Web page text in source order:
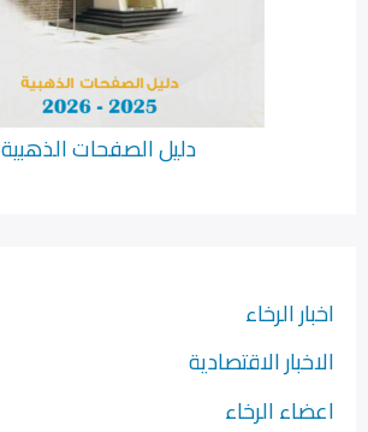
دليل الصفحات الذهبية
اخبار الرخاء
الاخبار الاقتصادية
اعضاء الرخاء